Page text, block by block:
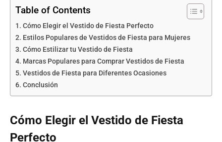
Table of Contents
Cómo Elegir el Vestido de Fiesta Perfecto
Estilos Populares de Vestidos de Fiesta para Mujeres
Cómo Estilizar tu Vestido de Fiesta
Marcas Populares para Comprar Vestidos de Fiesta
Vestidos de Fiesta para Diferentes Ocasiones
Conclusión
Cómo Elegir el Vestido de Fiesta
Perfecto